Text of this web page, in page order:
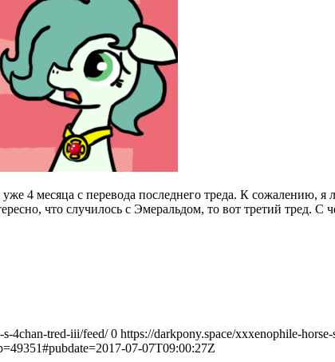
4 месяца с перевода последнего треда. К сожалению, я
что случилось с Эмеральдом, то вот третий тред. С
s-4chan-tred-iii/feed/ 0 https://darkpony.space/xxxenophile-horse-
07-07T09:00:27Z